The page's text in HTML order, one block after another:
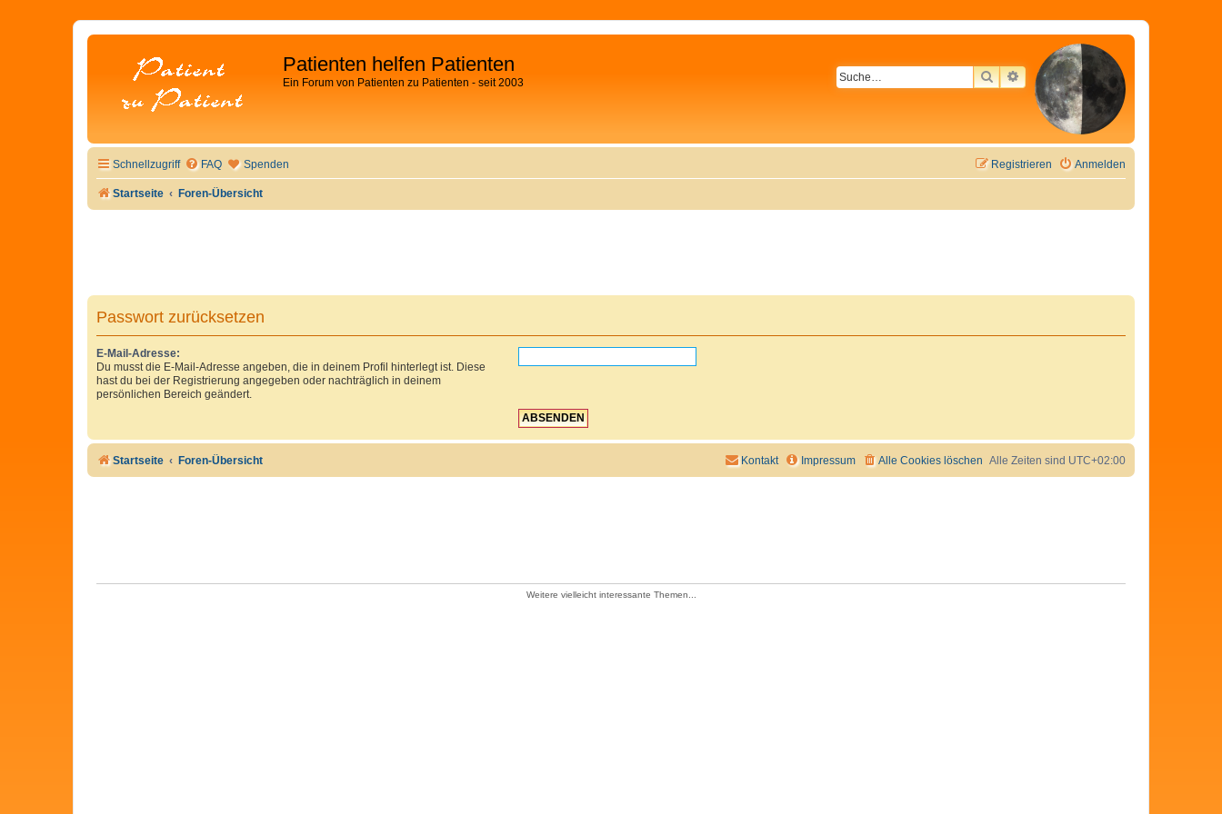
Patienten helfen Patienten
Ein Forum von Patienten zu Patienten - seit 2003 SUCHEERWEITERTE SUCHE
Schnellzugriff FAQ Spenden Anmelden
Registrieren
Startseite Foren-Übersicht
Passwort zurücksetzen
E-Mail-Adresse:
Du musst die E-Mail-Adresse angeben, die in deinem Profil hinterlegt ist. Diese
hast du bei der Registrierung angegeben oder nachträglich in deinem
persönlichen Bereich geändert.
Startseite Foren-Übersicht Alle Zeiten sind UTC+02:00
Alle Cookies löschen
Impressum
Kontakt
Weitere vielleicht interessante Themen...